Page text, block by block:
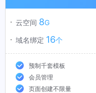
云空间 8G
域名绑定 16个
预制千套模板
会员管理
页面创建不限量